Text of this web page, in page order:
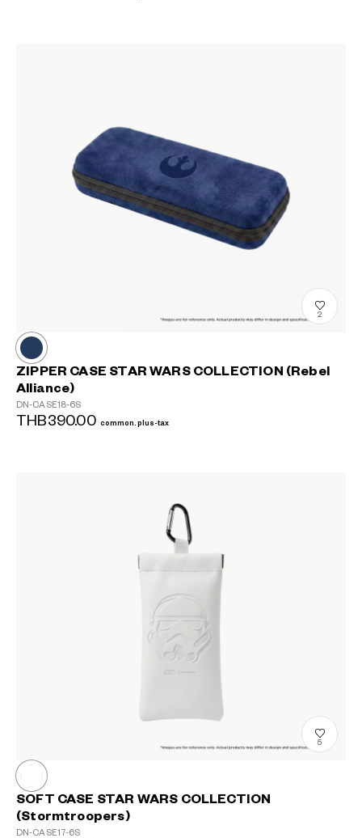
2
ZIPPER CASE STAR WARS COLLECTION (Rebel
Alliance)
DN-CASE18-6S
THB390.00 common.plus-tax
5
SOFT CASE STAR WARS COLLECTION
(Stormtroopers)
DN-CASE17-6S